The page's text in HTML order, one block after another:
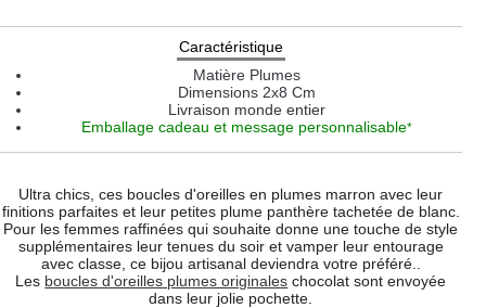
Ultra chics, ces boucles d'oreilles en plumes marron avec leur
finitions parfaites et leur petites plume panthère tachetée de blanc.
Pour les femmes raffinées qui souhaite donne une touche de style
supplémentaires leur tenues du soir et vamper leur entourage
avec classe, ce bijou artisanal deviendra votre préféré..
Les boucles d'oreilles plumes originales chocolat sont envoyée
dans leur jolie pochette.
Caractéristique
Matière Plumes
Dimensions 2x8 Cm
Livraison monde entier
Emballage cadeau et message personnalisable*